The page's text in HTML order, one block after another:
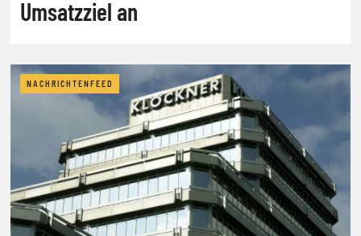
Umsatzziel an
NACHRICHTENFEED